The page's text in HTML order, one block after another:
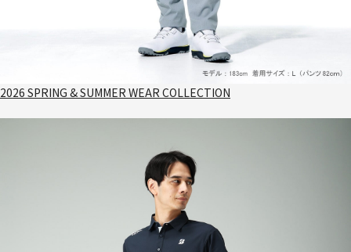
2026 SPRING & SUMMER WEAR COLLECTION